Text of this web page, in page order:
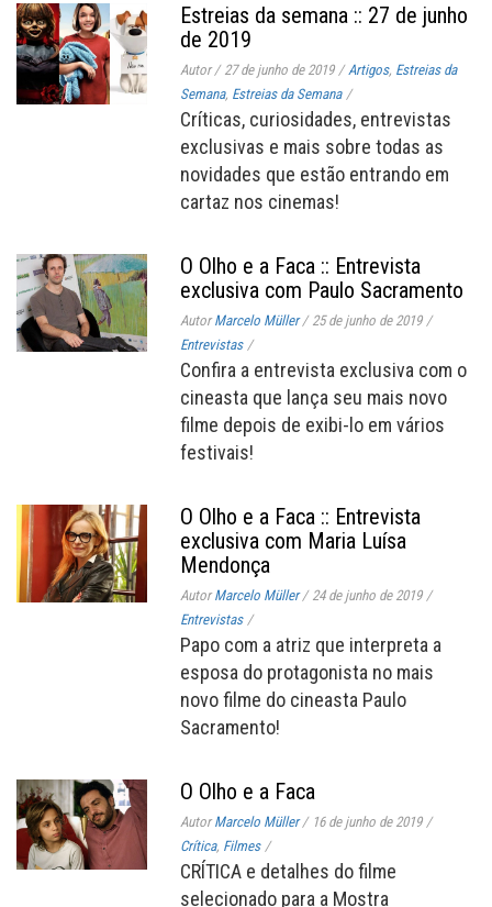
Estreias da semana :: 27 de junho
de 2019
Autor/ 27 de junho de 2019 / Artigos, Estreias da
Semana, Estreias da Semana /
Críticas, curiosidades, entrevistas
exclusivas e mais sobre todas as
novidades que estão entrando em
cartaz nos cinemas!
O Olho e a Faca :: Entrevista
exclusiva com Paulo Sacramento
AutorMarcelo Müller / 25 de junho de 2019 /
Entrevistas /
Confira a entrevista exclusiva com o
cineasta que lança seu mais novo
filme depois de exibi-lo em vários
festivais!
O Olho e a Faca :: Entrevista
exclusiva com Maria Luísa
Mendonça
AutorMarcelo Müller / 24 de junho de 2019 /
Entrevistas /
Papo com a atriz que interpreta a
esposa do protagonista no mais
novo filme do cineasta Paulo
Sacramento!
O Olho e a Faca
AutorMarcelo Müller / 16 de junho de 2019 /
Crítica, Filmes /
CRÍTICA e detalhes do filme
selecionado para a Mostra